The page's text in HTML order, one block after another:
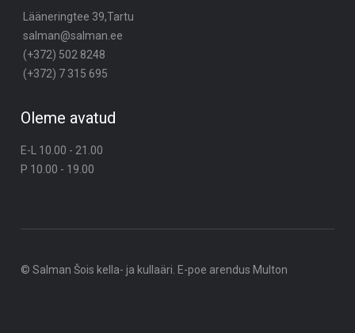
Lääneringtee 39,Tartu
salman@salman.ee
(+372) 502 8248
(+372) 7 315 695
Oleme avatud
E-L 10.00 - 21.00
P 10.00 - 19.00
© Salman Šois kella- ja kullaäri. E-poe arendus Multon